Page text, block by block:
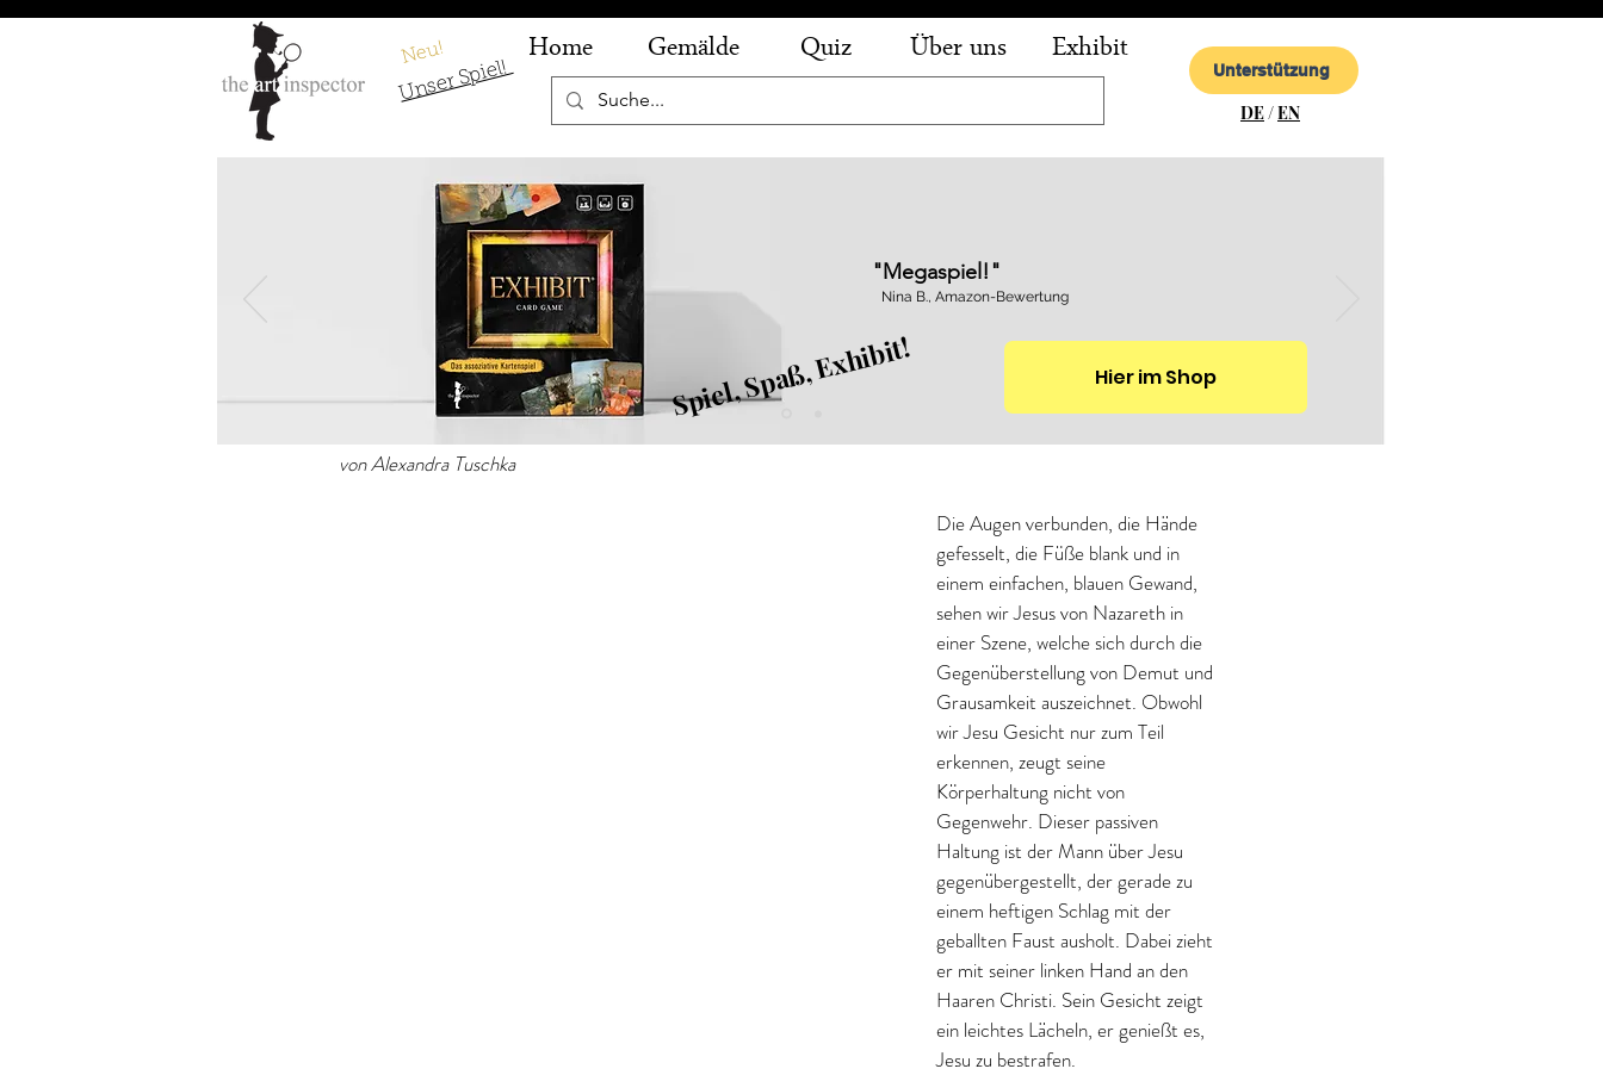
Home Gemälde Quiz Über uns Exhibit
Unser Spiel!
Neu!
DE/EN
Unterstützung
Matthias Grünewald - Die Verspottung Christi
von Alexandra Tuschka
Die Augen verbunden, die Hände
gefesselt, die Füße blank und in
einem einfachen, blauen Gewand,
sehen wir Jesus von Nazareth in
einer Szene, welche sich durch die
Gegenüberstellung von Demut und
Grausamkeit auszeichnet. Obwohl
wir Jesu Gesicht nur zum Teil
erkennen, zeugt seine
Körperhaltung nicht von
Gegenwehr. Dieser passiven
Haltung ist der Mann über Jesu
gegenübergestellt, der gerade zu
einem heftigen Schlag mit der
geballten Faust ausholt. Dabei zieht
er mit seiner linken Hand an den
Haaren Christi. Sein Gesicht zeigt
ein leichtes Lächeln, er genießt es,
Jesu zu bestrafen.
"Megaspiel!"
Nina B., Amazon-Bewertung
Spiel, Spaß, Exhibit! Hier im Shop